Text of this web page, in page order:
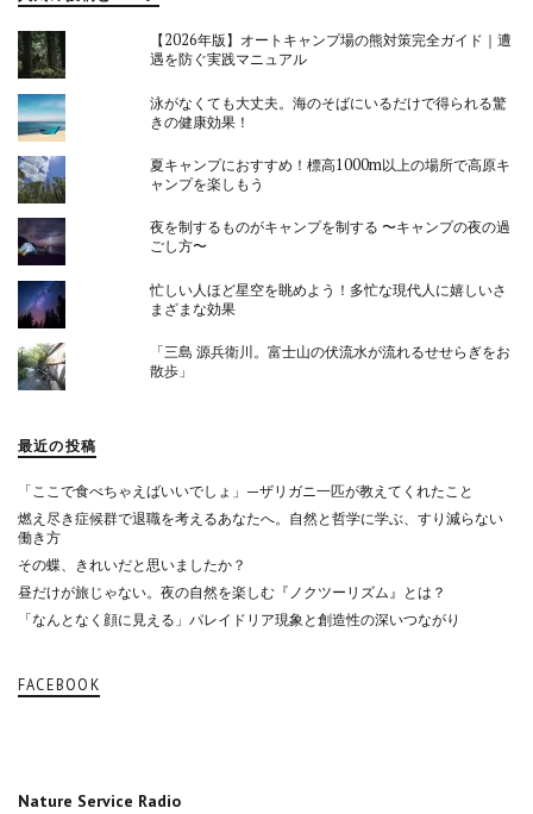
【2026年版】オートキャンプ場の熊対策完全ガイド｜遭
遇を防ぐ実践マニュアル
泳がなくても大丈夫。海のそばにいるだけで得られる驚
きの健康効果！
夏キャンプにおすすめ！標高1000m以上の場所で高原キ
ャンプを楽しもう
夜を制するものがキャンプを制する 〜キャンプの夜の過
ごし方〜
忙しい人ほど星空を眺めよう！多忙な現代人に嬉しいさ
まざまな効果
「三島 源兵衛川。富士山の伏流水が流れるせせらぎをお
散歩」
最近の投稿
「ここで食べちゃえばいいでしょ」—ザリガニ一匹が教えてくれたこと
燃え尽き症候群で退職を考えるあなたへ。自然と哲学に学ぶ、すり減らない
働き方
その蝶、きれいだと思いましたか？
昼だけが旅じゃない。夜の自然を楽しむ『ノクツーリズム』とは？
「なんとなく顔に見える」パレイドリア現象と創造性の深いつながり
FACEBOOK
Nature Service Radio